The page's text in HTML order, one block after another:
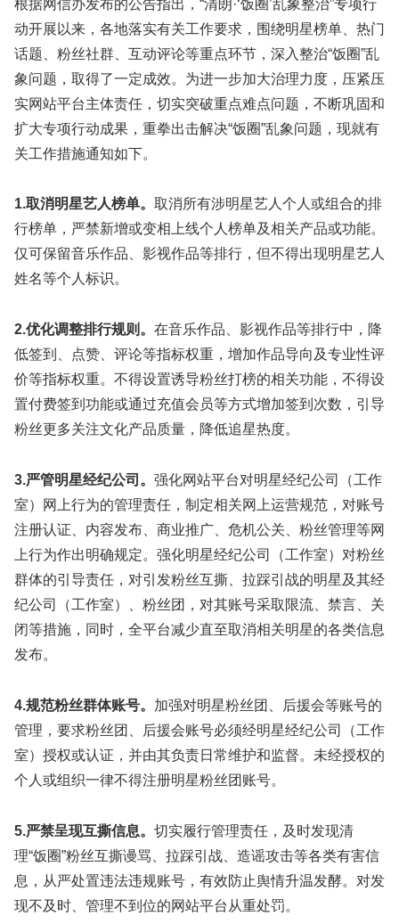
根据网信办发布的公告指出，“清朗·‘饭圈’乱象整治”专项行
动开展以来，各地落实有关工作要求，围绕明星榜单、热门
话题、粉丝社群、互动评论等重点环节，深入整治“饭圈”乱
象问题，取得了一定成效。为进一步加大治理力度，压紧压
实网站平台主体责任，切实突破重点难点问题，不断巩固和
扩大专项行动成果，重拳出击解决“饭圈”乱象问题，现就有
关工作措施通知如下。
1.取消明星艺人榜单。 取消所有涉明星艺人个人或组合的排
行榜单，严禁新增或变相上线个人榜单及相关产品或功能。
仅可保留音乐作品、影视作品等排行，但不得出现明星艺人
姓名等个人标识。
2.优化调整排行规则。 在音乐作品、影视作品等排行中，降
低签到、点赞、评论等指标权重，增加作品导向及专业性评
价等指标权重。不得设置诱导粉丝打榜的相关功能，不得设
置付费签到功能或通过充值会员等方式增加签到次数，引导
粉丝更多关注文化产品质量，降低追星热度。
3.严管明星经纪公司。 强化网站平台对明星经纪公司（工作
室）网上行为的管理责任，制定相关网上运营规范，对账号
注册认证、内容发布、商业推广、危机公关、粉丝管理等网
上行为作出明确规定。强化明星经纪公司（工作室）对粉丝
群体的引导责任，对引发粉丝互撕、拉踩引战的明星及其经
纪公司（工作室）、粉丝团，对其账号采取限流、禁言、关
闭等措施，同时，全平台减少直至取消相关明星的各类信息
发布。
4.规范粉丝群体账号。 加强对明星粉丝团、后援会等账号的
管理，要求粉丝团、后援会账号必须经明星经纪公司（工作
室）授权或认证，并由其负责日常维护和监督。未经授权的
个人或组织一律不得注册明星粉丝团账号。
5.严禁呈现互撕信息。 切实履行管理责任，及时发现清
理“饭圈”粉丝互撕谩骂、拉踩引战、造谣攻击等各类有害信
息，从严处置违法违规账号，有效防止舆情升温发酵。对发
现不及时、管理不到位的网站平台从重处罚。